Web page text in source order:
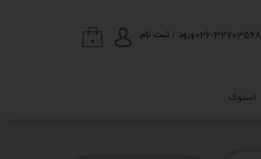
استوک
ورود / ثبت نام
۰ 026-32703568